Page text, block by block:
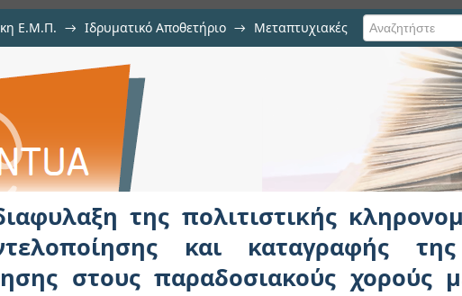
Ε.Μ.Π. → Ιδρυματικό Αποθετήριο → Μεταπτυχιακές
κληρονομιάς μέσω της
κίνησης στους
kinect
της πολιτιστικής
και καταγραφής
στους παραδοσιακούς χορούς